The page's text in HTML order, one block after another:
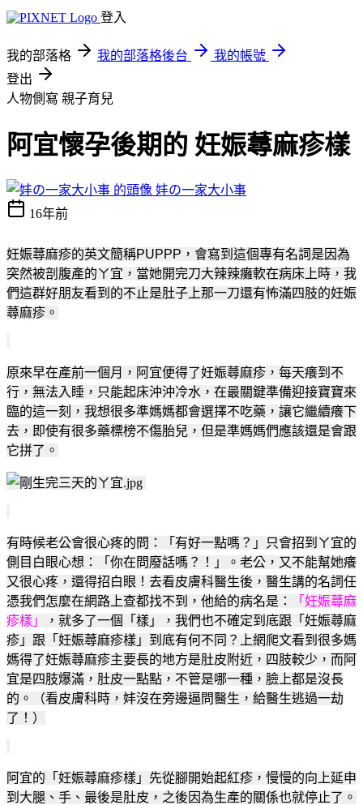
登入
我的部落格 我的部落格後台
我的帳號
登出
人物側寫 親子育兒
阿宜懷孕後期的 妊娠蕁麻疹樣
妦の一家大小事
16年前
妊娠蕁麻疹的英文簡稱PUPPP ， 會寫到這個專有名詞是因為
突然被剖腹產的ㄚ宜 ， 當她開完刀大辣辣癱軟在病床上時 ，我
們這群好朋友看到的不止是肚子上那一刀還有怖滿四肢的妊娠
蕁麻疹 。
原來早在產前一個月，阿宜便得了妊娠蕁麻疹 ， 每天癢到不
行 ，無法入睡，只能起床沖沖冷水，在最關鍵準備迎接寶寶來
臨的這一刻，我想很多準媽媽都會選擇不吃藥，讓它繼續癢下
去，即使有很多藥標榜不傷胎兒，但是準媽媽們應該還是會跟
它拼了。
有時候老公會很心疼的問 ：「有好一點嗎？ 」只會招到ㄚ宜的
側目白眼心想 ：「你在問廢話嗎？！ 」
。老公，又不能幫她癢
又很心疼，還得招白眼！去看皮膚科醫生後，醫生講的名詞任
憑我們怎麼在網路上查都找不到，他給的病名是：
「 妊娠蕁麻
疹樣 」 ，就多了一個「樣」，我們也不確定到底跟「 妊娠蕁麻
疹」跟 「 妊娠蕁麻疹樣」到底有何不同 ？上網爬文看到很多媽
媽得了妊娠蕁麻疹主要長的地方是肚皮附近 ，四肢較少， 而阿
宜是四肢爆滿 ， 肚皮一點點 ， 不管是哪一種 ， 臉上都是沒長
的 。（看皮膚科時，妦沒在旁邊逼問醫生，給醫生逃過一劫
了！）
阿宜的「 妊娠蕁麻疹樣」 先從腳開始起紅疹，慢慢的向上延申
到大腿、手、最後是肚皮，之後因為生產的關係也就停止了。